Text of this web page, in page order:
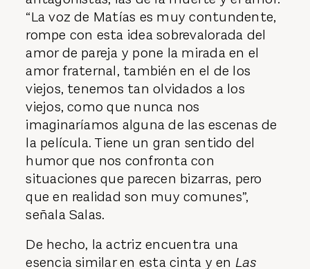
“La voz de Matías es muy contundente,
rompe con esta idea sobrevalorada del
amor de pareja y pone la mirada en el
amor fraternal, también en el de los
viejos, tenemos tan olvidados a los
viejos, como que nunca nos
imaginaríamos alguna de las escenas de
la película. Tiene un gran sentido del
humor que nos confronta con
situaciones que parecen bizarras, pero
que en realidad son muy comunes”,
señala Salas.
De hecho, la actriz encuentra una
esencia similar en esta cinta y en Las